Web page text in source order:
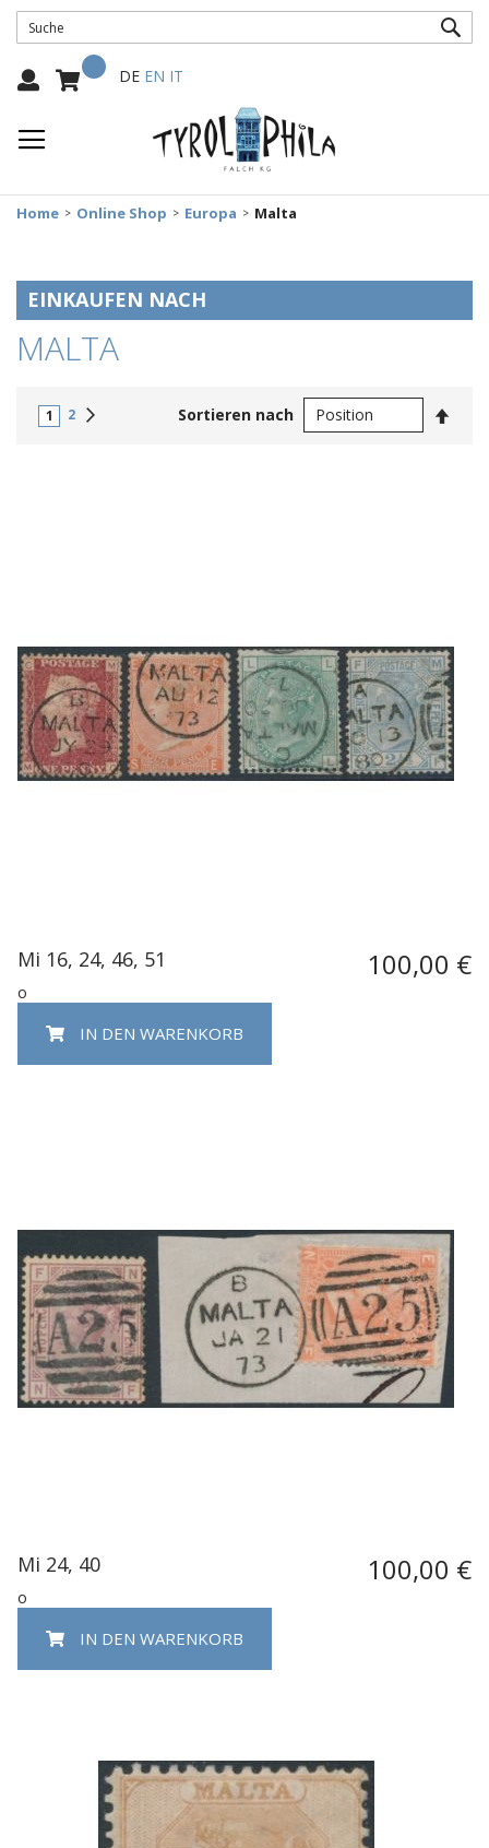
Mein Warenkorb
Select
DE EN IT
Home Online Shop Europa Malta
MALTA
1 2 Sortieren nach
Mi 16, 24, 46, 51 100,00 €
o
IN DEN WARENKORB
Mi 24, 40 100,00 €
o
IN DEN WARENKORB
EINKAUFEN NACH